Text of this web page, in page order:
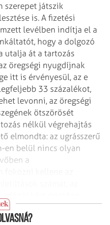
szerepet játszik
is. A fizetési
levélben indítja el a
hogy a dolgozó
utalja át a tartozás
öregségi nyugdíjnak
itt is érvényesül, az e
33 százalékot,
levonni, az öregségi
ötszörösét
nélkül végrehajtás
elmondta: az ugrásszerű
en belül nincs olyan
a
hatékony behajtása.